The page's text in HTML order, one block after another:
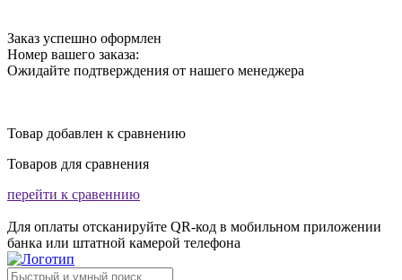
Заказ успешно оформлен
Номер вашего заказа:
Ожидайте подтверждения от нашего менеджера
Товар добавлен к сравнению
Товаров для сравнения
перейти к сравеннию
Для оплаты отсканируйте QR-код в мобильном приложении
банка или штатной камерой телефона